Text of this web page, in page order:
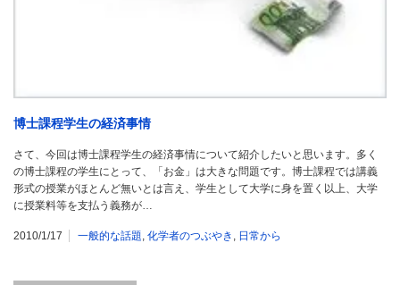
博士課程学生の経済事情
さて、今回は博士課程学生の経済事情について紹介したいと思います。多く
の博士課程の学生にとって、「お金」は大きな問題です。博士課程では講義
形式の授業がほとんど無いとは言え、学生として大学に身を置く以上、大学
に授業料等を支払う義務が…
2010/1/17 一般的な話題, 化学者のつぶやき , 日常から